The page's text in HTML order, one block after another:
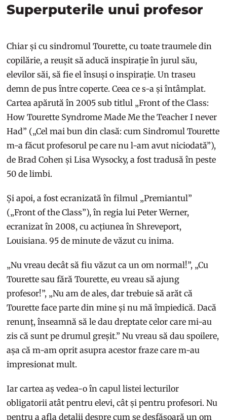
Superputerile unui profesor
Chiar și cu sindromul Tourette, cu toate traumele din
copilărie, a reușit să aducă inspirație în jurul său,
elevilor săi, să fie el însuși o inspirație. Un traseu
demn de pus între coperte. Ceea ce s-a și întâmplat.
Cartea apărută în 2005 sub titlul „Front of the Class:
How Tourette Syndrome Made Me the Teacher I never
Had” („Cel mai bun din clasă: cum Sindromul Tourette
m-a făcut profesorul pe care nu l-am avut niciodată”),
de Brad Cohen și Lisa Wysocky, a fost tradusă în peste
50 de limbi.
Și apoi, a fost ecranizată în filmul „Premiantul”
(„Front of the Class”), în regia lui Peter Werner,
ecranizat în 2008, cu acțiunea în Shreveport,
Louisiana. 95 de minute de văzut cu inima.
„Nu vreau decât să fiu văzut ca un om normal!”, „Cu
Tourette sau fără Tourette, eu vreau să ajung
profesor!”, „Nu am de ales, dar trebuie să arăt că
Tourette face parte din mine și nu mă împiedică. Dacă
renunț, înseamnă să le dau dreptate celor care mi-au
zis că sunt pe drumul greșit.” Nu vreau să dau spoilere,
așa că m-am oprit asupra acestor fraze care m-au
impresionat mult.
Iar cartea aș vedea-o în capul listei lecturilor
obligatorii atât pentru elevi, cât și pentru profesori. Nu
pentru a afla detalii despre cum se desfășoară un om